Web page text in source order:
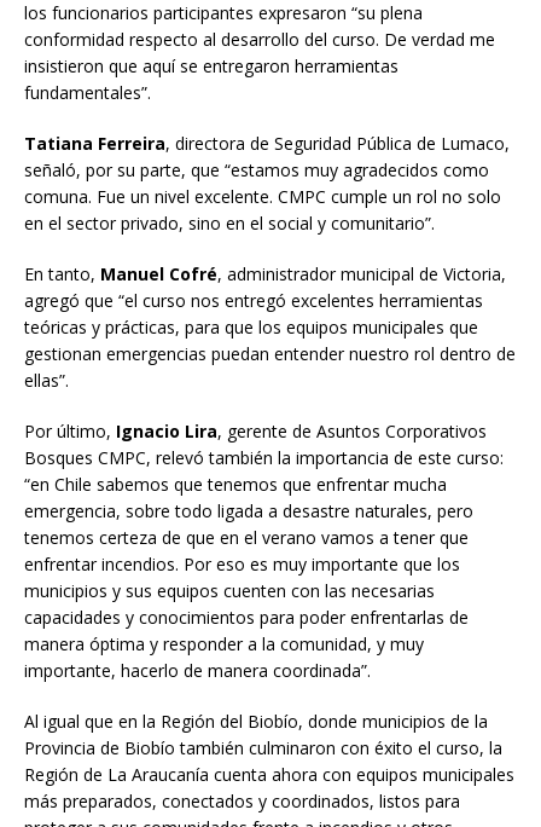
los funcionarios participantes expresaron “su plena
conformidad respecto al desarrollo del curso. De verdad me
insistieron que aquí se entregaron herramientas
fundamentales”.
Tatiana Ferreira, directora de Seguridad Pública de Lumaco,
señaló, por su parte, que “estamos muy agradecidos como
comuna. Fue un nivel excelente. CMPC cumple un rol no solo
en el sector privado, sino en el social y comunitario”.
En tanto, Manuel Cofré, administrador municipal de Victoria,
agregó que “el curso nos entregó excelentes herramientas
teóricas y prácticas, para que los equipos municipales que
gestionan emergencias puedan entender nuestro rol dentro de
ellas”.
Por último, Ignacio Lira, gerente de Asuntos Corporativos
Bosques CMPC, relevó también la importancia de este curso:
“en Chile sabemos que tenemos que enfrentar mucha
emergencia, sobre todo ligada a desastre naturales, pero
tenemos certeza de que en el verano vamos a tener que
enfrentar incendios. Por eso es muy importante que los
municipios y sus equipos cuenten con las necesarias
capacidades y conocimientos para poder enfrentarlas de
manera óptima y responder a la comunidad, y muy
importante, hacerlo de manera coordinada”.
Al igual que en la Región del Biobío, donde municipios de la
Provincia de Biobío también culminaron con éxito el curso, la
Región de La Araucanía cuenta ahora con equipos municipales
más preparados, conectados y coordinados, listos para